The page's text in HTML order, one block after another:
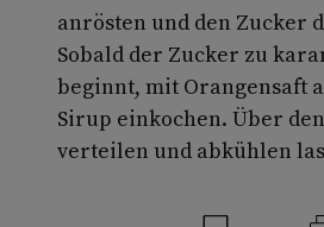
anrösten und den Zucker
Sobald der Zucker zu
beginnt, mit Orangensaft
Sirup einkochen. Über
verteilen und abkühlen